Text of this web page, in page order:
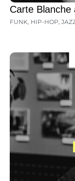
Carte Blanche
FUNK, HIP-HOP,